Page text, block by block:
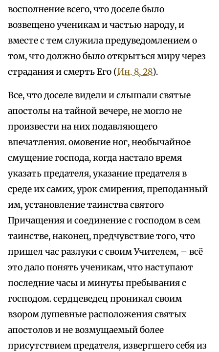
восполнение всего, что доселе было
возвещено ученикам и частью народу, и
вместе с тем служила предуведомлением о
том, что должно было открыться миру через
страдания и смерть Его (Ин. 8, 28).
Все, что доселе видели и слышали святые
апостолы на тайной вечере, не могло не
произвести на них подавляющего
впечатления. омовение ног, необычайное
смущение господа, когда настало время
указать предателя, указание предателя в
среде их самих, урок смирения, преподанный
им, установление таинства святого
Причащения и соединение с господом в сем
таинстве, наконец, предчувствие того, что
пришел час разлуки с своим Учителем, – всё
это дало понять ученикам, что наступают
последние часы и минуты пребывания с
господом. сердцеведец проникал своим
взором душевные расположения святых
апостолов и не возмущаемый более
присутствием предателя, извергшего себя из